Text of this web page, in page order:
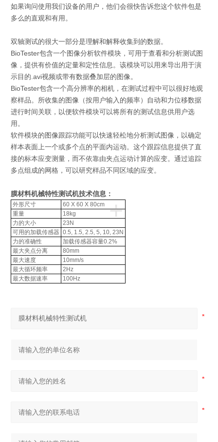
如果询问使用我们设备的用户，他们会很快告诉您这个软件包是
多么的直观和有用。
双轴测试的很大一部分是理解和解释收集到的数据。
BioTester包含一个图像分析软件模块，可用于查看和分析测试图
像，提供有价值的定量和定性信息。该模块可以用来导出用于演
示目的.avi视频或带有数据叠加层的图像。
BioTester包含一个高分辨率的相机，在测试过程中可以很好地观
察样品。所收集的图像（按用户输入的频率）自动和力位移数据
进行时间关联，以便软件模块可以将所有的测试信息供用户选
用。
软件模块的图像跟踪功能可以快速轻松地分析测试图像，以确定
样本表面上一个或多个点的平面内运动。这个跟踪信息提供了直
接的标本应变测量，而不依靠由夹点运动计算的应变。通过追踪
多点组成的网格，可以研究样品不同区域的应变。
膜材料机械特性测试机技术信息：
+
外形尺寸
60 X 60 X 80cm
重量
18kg
力的大小
23N
可用的加载传感器
0.5, 1.5, 2.5, 5, 10, 23N
力的准确性
加载传感器容量0.2%
最大夹点分离
80mm
最大速度
10mm/s
最大循环频率
2Hz
最大数据速率
100Hz